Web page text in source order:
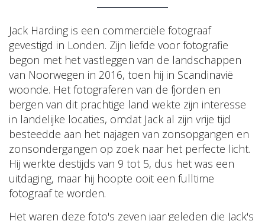
Jack Harding is een commerciële fotograaf
gevestigd in Londen. Zijn liefde voor fotografie
begon met het vastleggen van de landschappen
van Noorwegen in 2016, toen hij in Scandinavië
woonde. Het fotograferen van de fjorden en
bergen van dit prachtige land wekte zijn interesse
in landelijke locaties, omdat Jack al zijn vrije tijd
besteedde aan het najagen van zonsopgangen en
zonsondergangen op zoek naar het perfecte licht.
Hij werkte destijds van 9 tot 5, dus het was een
uitdaging, maar hij hoopte ooit een fulltime
fotograaf te worden.
Het waren deze foto's zeven jaar geleden die Jack's